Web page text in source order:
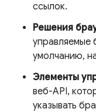
ссылок.
Решения
управляемые
умолчанию,
Элементы
веб-API,
указывать